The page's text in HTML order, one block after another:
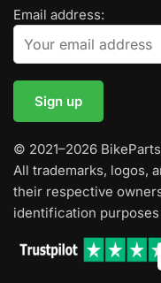
Email address:
© 2021–2026
All trademarks, logos,
their respective
identification purposes